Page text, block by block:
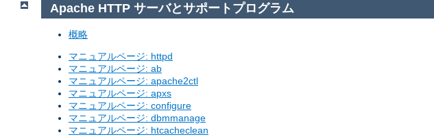
Apache HTTP サーバとサポートプログラム
概略
マニュアルページ: httpd
マニュアルページ: ab
マニュアルページ: apache2ctl
マニュアルページ: apxs
マニュアルページ: configure
マニュアルページ: dbmmanage
マニュアルページ: htcacheclean